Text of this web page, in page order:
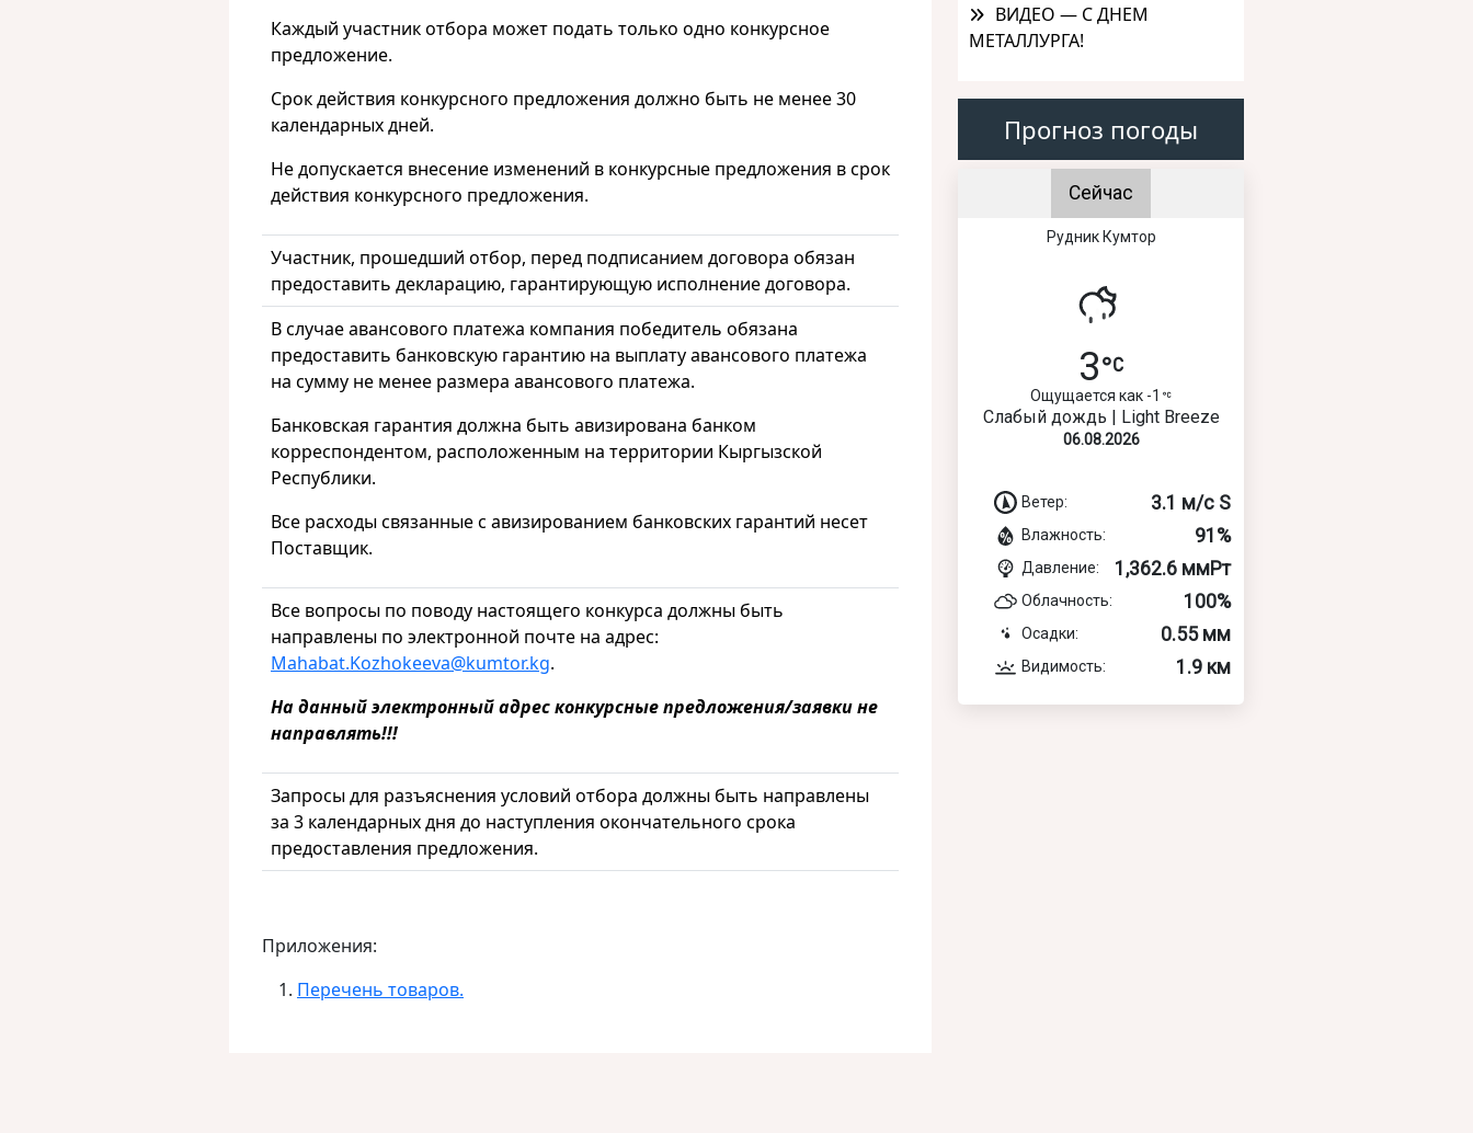
Каждый участник отбора может подать только одно конкурсное
предложение.
Срок действия конкурсного предложения должно быть не менее 30
календарных дней.
Не допускается внесение изменений в конкурсные предложения в срок
действия конкурсного предложения.
Участник, прошедший отбор, перед подписанием договора обязан
предоставить декларацию, гарантирующую исполнение договора.
В случае авансового платежа компания победитель обязана
предоставить банковскую гарантию на выплату авансового платежа
на сумму не менее размера авансового платежа.
Банковская гарантия должна быть авизирована банком
корреспондентом, расположенным на территории Кыргызской
Республики.
Все расходы связанные с авизированием банковских гарантий несет
Поставщик.
Все вопросы по поводу настоящего конкурса должны быть
направлены по электронной почте на адрес:
Mahabat.Kozhokeeva@kumtor.kg.
На данный электронный адрес конкурсные предложения/заявки не
направлять!!!
Запросы для разъяснения условий отбора должны быть направлены
за 3 календарных дня до наступления окончательного срока
предоставления предложения.
Приложения:
Перечень товаров.
ВИДЕО — С ДНЕМ
МЕТАЛЛУРГА!
Прогноз погоды
Сейчас
Рудник Кумтор
3
Ощущается как -1
Слабый дождь | Light Breeze
06.08.2026
Ветер: 3.1 м/с S
Влажность: 91%
Давление: 1,362.6 ммРт
Облачность: 100%
Осадки: 0.55 мм
Видимость: 1.9 км